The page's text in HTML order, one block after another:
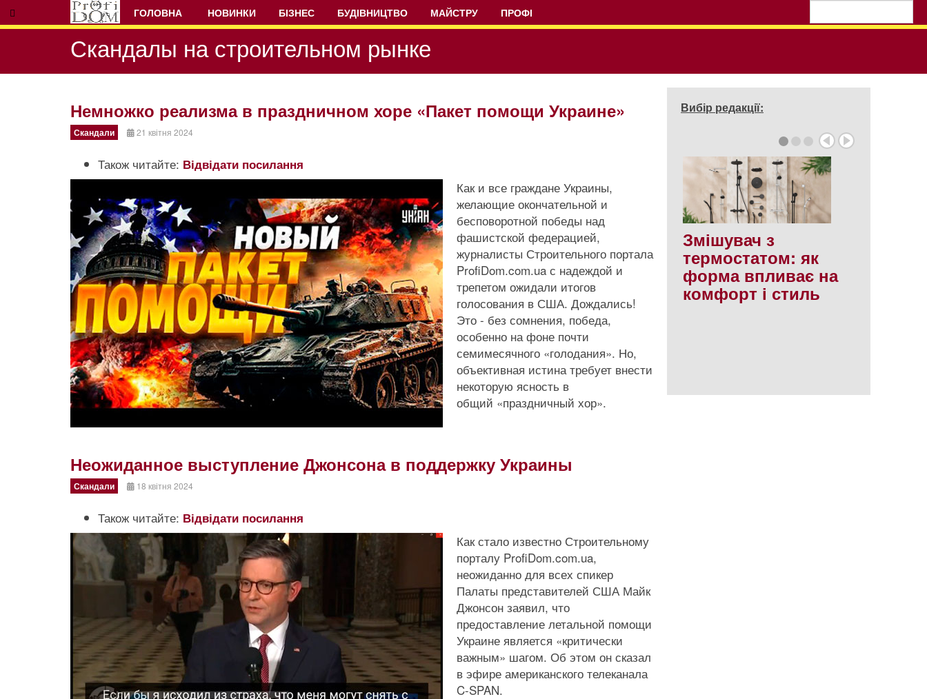
ГОЛОВНА НОВИНКИ БІЗНЕС БУДІВНИЦТВО МАЙСТРУ ПРОФІ
Скандалы на строительном рынке
Немножко реализма в праздничном хоре «Пакет помощи Украине»
Скандали 21 квітня 2024
Також читайте: Відвідати посилання
Как и все граждане Украины,
желающие окончательной и
бесповоротной победы над
фашистской федерацией,
журналисты Строительного портала
ProfiDom.com.ua с надеждой и
трепетом ожидали итогов
голосования в США. Дождались!
Это - без сомнения, победа,
особенно на фоне почти
семимесячного «голодания». Но,
объективная истина требует внести
некоторую ясность в
общий «праздничный хор».
Неожиданное выступление Джонсона в поддержку Украины
Скандали 18 квітня 2024
Також читайте: Відвідати посилання
Как стало известно Строительному
порталу ProfiDom.com.ua,
неожиданно для всех спикер
Палаты представителей США Майк
Джонсон заявил, что
предоставление летальной помощи
Украине является «критически
важным» шагом. Об этом он сказал
в эфире американского телеканала
C-SPAN.
Вибір редакції:
PrevNext
Змішувач з
термостатом: як
форма впливає на
комфорт і стиль